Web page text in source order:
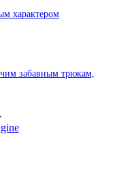
характером
забавным трюкам,